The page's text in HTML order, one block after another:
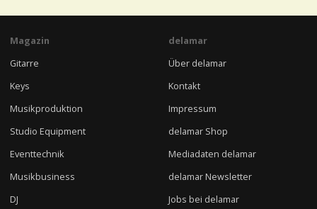
Magazin
Gitarre
Keys
Musikproduktion
Studio Equipment
Eventtechnik
Musikbusiness
DJ
delamar
Über delamar
Kontakt
Impressum
delamar Shop
Mediadaten delamar
delamar Newsletter
Jobs bei delamar